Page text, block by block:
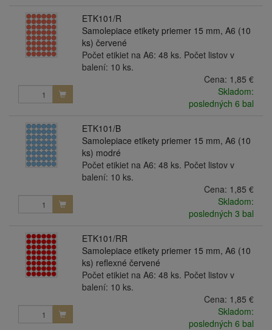
ETK101/R
Samolepiace etikety priemer 15 mm, A6 (10
ks) červené
Počet etikiet na A6: 48 ks. Počet listov v
balení: 10 ks.
Cena: 1,85 €
Skladom:
posledných 6 bal
ETK101/B
Samolepiace etikety priemer 15 mm, A6 (10
ks) modré
Počet etikiet na A6: 48 ks. Počet listov v
balení: 10 ks.
Cena: 1,85 €
Skladom:
posledných 3 bal
ETK101/RR
Samolepiace etikety priemer 15 mm, A6 (10
ks) reflexné červené
Počet etikiet na A6: 48 ks. Počet listov v
balení: 10 ks.
Cena: 1,85 €
Skladom:
posledných 6 bal